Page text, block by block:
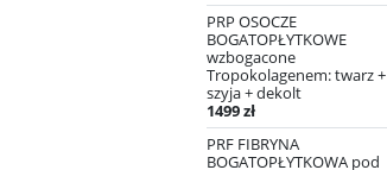
PRP OSOCZE
BOGATOPŁYTKOWE
wzbogacone
Tropokolagenem: twarz +
szyja + dekolt
1499 zł
PRF FIBRYNA
BOGATOPŁYTKOWA pod